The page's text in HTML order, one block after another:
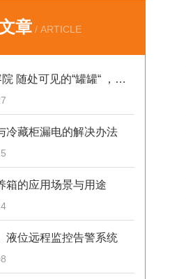
章 / ARTICLE
液氮罐--美容院 随处可见的“罐罐“ ，是干什么的呢？
冷藏柜漏电的解决办法
箱的应用场景与用途
液位远程监控告警系统